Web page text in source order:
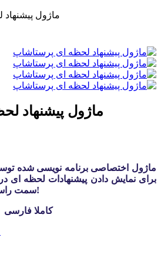
ماژول
ماژول پیشنهاد
ماژول اختصاصی برنامه نویسی شده
برای نمایش دادن پیشنهادات لحظه
سمت راست صفحه محصولات شما!
کاملا فارسی